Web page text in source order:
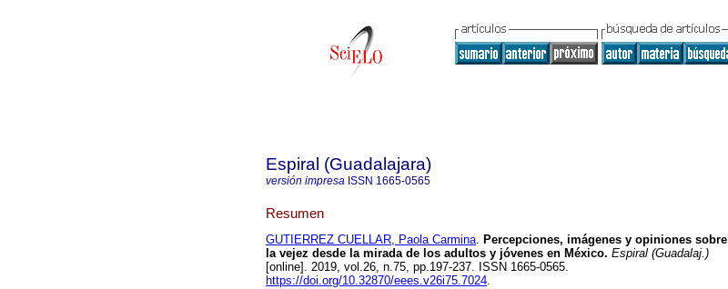
Espiral (Guadalajara)
versión impresa ISSN 1665-0565
Resumen
GUTIERREZ CUELLAR, Paola Carmina. Percepciones, imágenes y opiniones sobre
la vejez desde la mirada de los adultos y jóvenes en México. Espiral (Guadalaj.)
[online]. 2019, vol.26, n.75, pp.197-237. ISSN 1665-0565.
https://doi.org/10.32870/eees.v26i75.7024.